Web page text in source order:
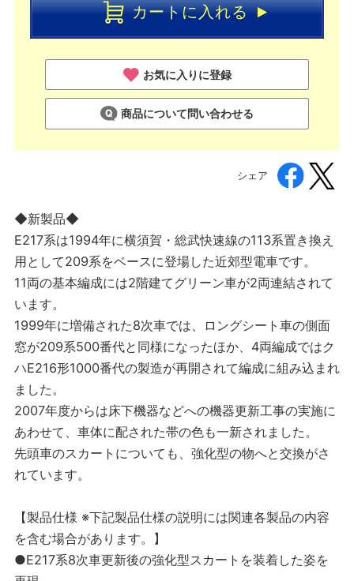
カートに入れる
お気に入りに登録
商品について問い合わせる
シェア
◆新製品◆
E217系は1994年に横須賀・総武快速線の113系置き換え
用として209系をベースに登場した近郊型電車です。
11両の基本編成には2階建てグリーン車が2両連結されて
います。
1999年に増備された8次車では、ロングシート車の側面
窓が209系500番代と同様になったほか、4両編成ではク
ハE216形1000番代の製造が再開されて編成に組み込まれ
ました。
2007年度からは床下機器などへの機器更新工事の実施に
あわせて、車体に配された帯の色も一新されました。
先頭車のスカートについても、強化型の物へと交換がさ
れています。
【製品仕様 ※下記製品仕様の説明には関連各製品の内容
を含む場合があります。】
●E217系8次車更新後の強化型スカートを装着した姿を